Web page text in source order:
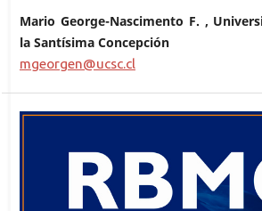
Mario George-Nascimento F. ,
la Santísima Concepción
mgeorgen@ucsc.cl